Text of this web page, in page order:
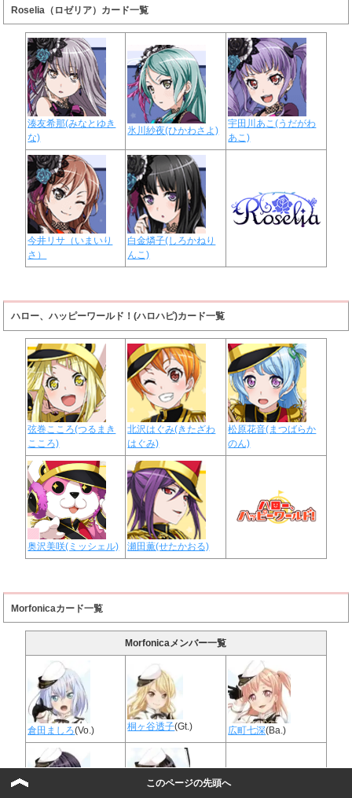
Roselia（ロゼリア）カード一覧
湊友希那(みなとゆき
な)
氷川紗夜(ひかわさよ)
宇田川あこ(うだがわ
あこ)
今井リサ（いまいり
さ）
白金燐子(しろかねり
んこ)
ハロー、ハッピーワールド！(ハロハピ)カード一覧
弦巻こころ(つるまき
こころ)
北沢はぐみ(きたざわ
はぐみ)
松原花音(まつばらか
のん)
奥沢美咲(ミッシェル) 瀬田薫(せたかおる)
Morfonicaカード一覧
Morfonicaメンバー一覧
倉田ましろ(Vo.) 桐ヶ谷透子(Gt.) 広町七深(Ba.)
このページの先頭へ